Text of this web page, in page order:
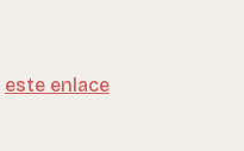
este enlace